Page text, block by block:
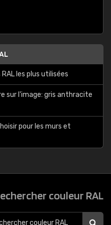
les plus utilisées
sur l'image: gris anthracite
pour les murs et
couleur RAL